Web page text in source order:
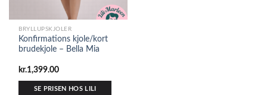
BRYLLUPSKJOLER
Konfirmations kjole/kort
brudekjole – Bella Mia
kr.1,399.00
SE PRISEN HOS LILI